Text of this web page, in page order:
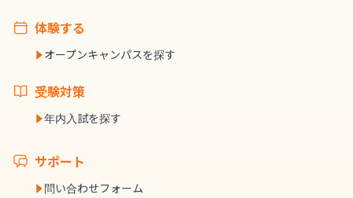
体験する
オープンキャンパスを探す
受験対策
年内入試を探す
サポート
問い合わせフォーム